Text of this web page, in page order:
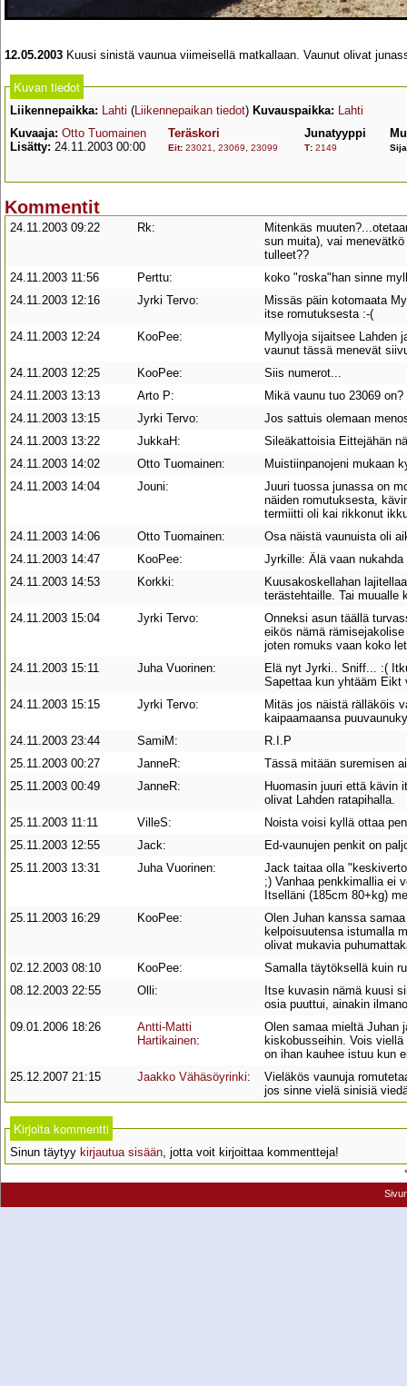
12.05.2003 Kuusi sinistä vaunua viimeisellä matkallaan. Vaunut olivat
Kuvan tiedot
Liikennepaikka: Lahti (Liikennepaikan tiedot) Kuvauspaikka: Lahti
Kuvaaja: Otto Tuomainen
Lisätty: 24.11.2003 00:00
Teräskori
Eit: 23021 23069 23099
Junatyyppi
T: 2149
Kommentit
24.11.2003 09:22 Rk:
Mitenkäs
sun muita), vai
tulleet??
24.11.2003 11:56
Perttu:
koko "roska"han sinne
24.11.2003 12:16
Jyrki Tervo:
Missäs päin kotomaata
itse romutuksesta :-(
24.11.2003 12:24
KooPee:
Myllyoja sijaitsee Lahden
vaunut tässä menevät
24.11.2003 12:25
KooPee:
Siis numerot...
24.11.2003 13:13
Arto P:
Mikä vaunu tuo 23069 on?
24.11.2003 13:15
Jyrki Tervo:
Jos sattuis olemaan
24.11.2003 13:22
JukkaH:
Sileäkattoisia Eittejähän
24.11.2003 14:02
Otto Tuomainen:
Muistiinpanojeni mukaan
24.11.2003 14:04
Jouni:
Juuri tuossa junassa on
näiden romutuksesta,
termiitti oli kai rikkonut
24.11.2003 14:06
Otto Tuomainen:
Osa näistä vaunuista oli
24.11.2003 14:47
KooPee:
Jyrkille: Älä vaan
24.11.2003 14:53
Korkki:
Kuusakoskellahan
terästehtaille. Tai muualle
24.11.2003 15:04
Jyrki Tervo:
Onneksi asun täällä
eikös nämä
joten romuks vaan koko
24.11.2003 15:11
Juha Vuorinen:
Elä nyt Jyrki.. Sniff... :(
Sapettaa kun yhtääm Eikt
24.11.2003 15:15
Jyrki Tervo:
Mitäs jos näistä rälläköis
kaipaamaansa
24.11.2003 23:44
SamiM:
R.I.P
25.11.2003 00:27
JanneR:
Tässä mitään suremisen
25.11.2003 00:49
JanneR:
Huomasin juuri että kävin
olivat Lahden ratapihalla.
25.11.2003 11:11
VilleS:
Noista voisi kyllä ottaa
25.11.2003 12:55
Jack:
Ed-vaunujen penkit on
25.11.2003 13:31
Juha Vuorinen:
Jack taitaa olla
;) Vanhaa penkkimallia ei
Itselläni (185cm 80+kg)
25.11.2003 16:29
KooPee:
Olen Juhan kanssa
kelpoisuutensa istumalla
olivat mukavia
02.12.2003 08:10
KooPee:
Samalla täytöksellä kuin
08.12.2003 22:55
Olli:
Itse kuvasin nämä kuusi
osia puuttui, ainakin
09.01.2006 18:26
Antti-Matti
Hartikainen:
Olen samaa mieltä Juhan
kiskobusseihin. Vois
on ihan kauhee istuu kun
25.12.2007 21:15
Jaakko Vähäsöyrinki:
Vieläkös vaunuja
jos sinne vielä sinisiä
Kirjoita kommentti
Sinun täytyy kirjautua sisään, jotta voit kirjoittaa kommentteja!